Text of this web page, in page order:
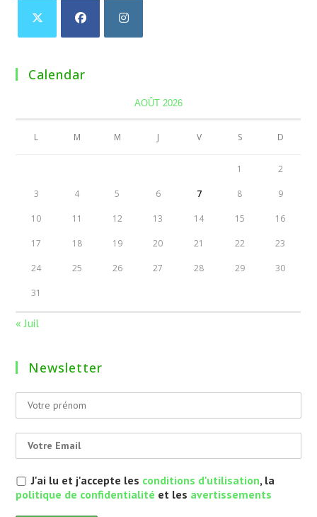
Calendar
AOÛT 2026
L M M J V S D
1 2
3 4 5 6 7 8 9
10 11 12 13 14 15 16
17 18 19 20 21 22 23
24 25 26 27 28 29 30
31
« Juil
Newsletter
J'ai lu et j'accepte les conditions d'utilisation, la
politique de confidentialité et les avertissements